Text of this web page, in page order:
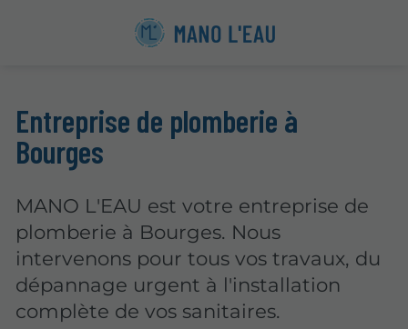
Entreprise de plomberie à
Bourges
MANO L'EAU est votre entreprise de
plomberie à Bourges. Nous
intervenons pour tous vos travaux, du
dépannage urgent à l'installation
complète de vos sanitaires.